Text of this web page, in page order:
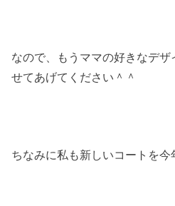
なので、もうママの好きなデ
せてあげてください＾＾
ちなみに私も新しいコートを